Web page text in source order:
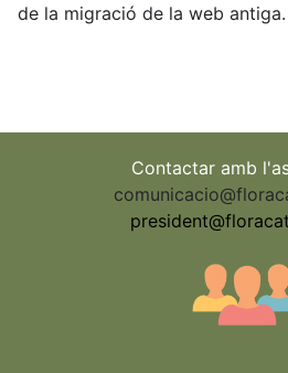
de la migració de la web antiga.
Contactar amb